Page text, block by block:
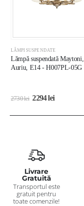
LĂMPI SUSPENDATE
Lămpă suspendată
Auriu, E14 - H007PL-05G
2730lei 2294lei
Livrare
Gratuită
Transportul este
gratuit pentru
toate comenzile!